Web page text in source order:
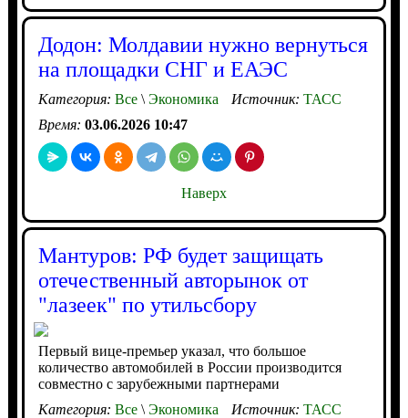
Додон: Молдавии нужно вернуться
на площадки СНГ и ЕАЭС
Категория: Все\Экономика Источник: ТАСС
Время: 03.06.2026 10:47
Наверх
Мантуров: РФ будет защищать
отечественный авторынок от
"лазеек" по утильсбору
Первый вице-премьер указал, что большое
количество автомобилей в России производится
совместно с зарубежными партнерами
Категория: Все\Экономика Источник: ТАСС